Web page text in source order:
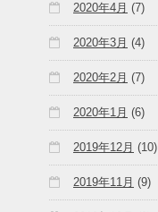
2020年4月 (7)
2020年3月 (4)
2020年2月 (7)
2020年1月 (6)
2019年12月 (10)
2019年11月 (9)